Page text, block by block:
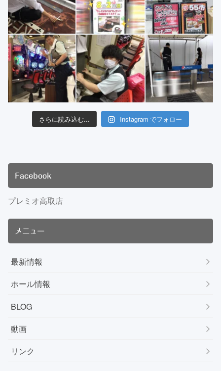
さらに読み込む... Instagram でフォロー
Facebook
プレミオ高取店
メニュー
最新情報
ホール情報
BLOG
動画
リンク